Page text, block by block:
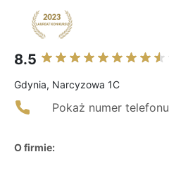
8.5
Gdynia, Narcyzowa 1C
Pokaż numer telefonu
O firmie: